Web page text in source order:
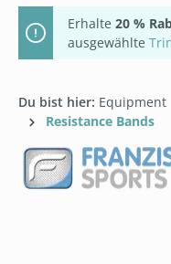
Erhalte 20 %
ausgewählte
Du bist hier: Equipment
Resistance Bands